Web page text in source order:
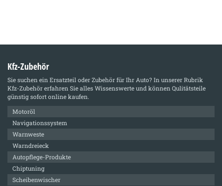
Kfz-Zubehör
Sie suchen ein Ersatzteil oder Zubehör für Ihr Auto? In unserer Rubrik
Kfz-Zubehörerfahren Sie alles Wissenswerte und können Qulitätsteile
günstig sofort online kaufen.
Motoröl
Navigationssystem
Warnweste
Warndreieck
Autopflege-Produkte
Chiptuning
Scheibenwischer